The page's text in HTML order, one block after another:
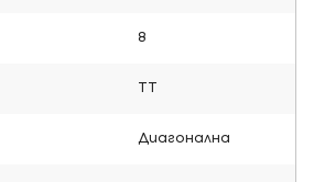
8
Диагонална